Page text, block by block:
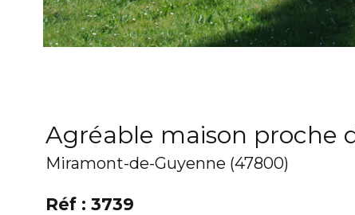
Agréable maison proche
Miramont-de-Guyenne (47800)
Réf : 3739